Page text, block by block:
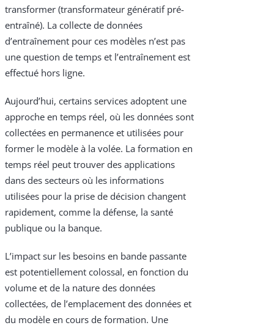
transformer (transformateur génératif pré-
entraîné). La collecte de données
d’entraînement pour ces modèles n’est pas
une question de temps et l’entraînement est
effectué hors ligne.
Aujourd’hui, certains services adoptent une
approche en temps réel, où les données sont
collectées en permanence et utilisées pour
former le modèle à la volée. La formation en
temps réel peut trouver des applications
dans des secteurs où les informations
utilisées pour la prise de décision changent
rapidement, comme la défense, la santé
publique ou la banque.
L’impact sur les besoins en bande passante
est potentiellement colossal, en fonction du
volume et de la nature des données
collectées, de l’emplacement des données et
du modèle en cours de formation. Une